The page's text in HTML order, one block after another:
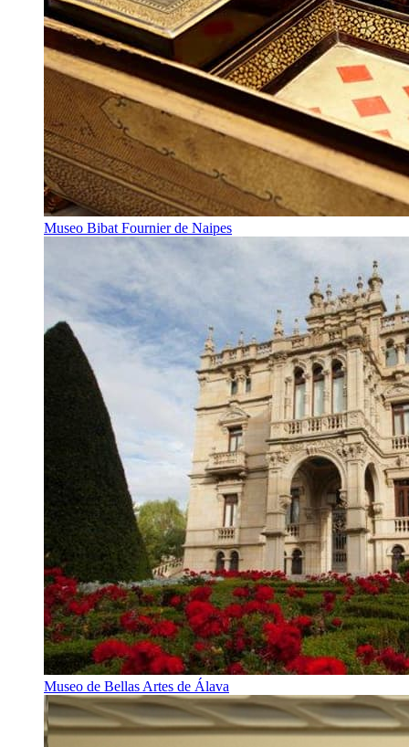
Museo Bibat Fournier de Naipes
Museo de Bellas Artes de Álava